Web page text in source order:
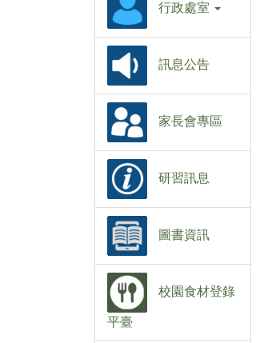
行政處室
訊息公告
家長會專區
研習訊息
圖書資訊
校園食材登錄
平臺